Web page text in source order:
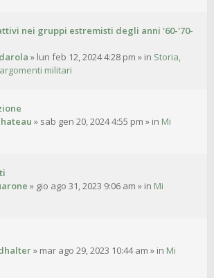
nei gruppi estremisti degli anni '60-'70-
» lun feb 12, 2024 4:28 pm » in Storia,
militari
» sab gen 20, 2024 4:55 pm » in Mi
» gio ago 31, 2023 9:06 am » in Mi
» mar ago 29, 2023 10:44 am » in Mi